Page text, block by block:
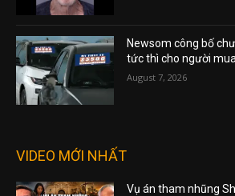
Newsom công bố
tức thì cho người
August 7, 2026
VIDEO MỚI NHẤT
Vụ án tham nhũng